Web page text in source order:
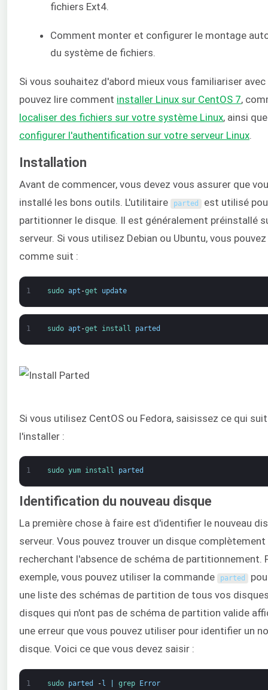
fichiers Ext4.
Comment monter et configurer le montage
du système de fichiers.
Si vous souhaitez d'abord mieux vous familiariser avec
pouvez lire comment installer Linux sur CentOS 7,
localiser des fichiers sur votre système Linux, ainsi
configurer l'authentification sur votre serveur Linux
Installation
Avant de commencer, vous devez vous assurer que
installé les bons outils. L'utilitaire
parted est utilisé
partitionner le disque. Il est généralement préinstallé
serveur. Si vous utilisez Debian ou Ubuntu, vous
comme suit :
1 sudo apt -get update
1 sudo apt -get install parted
Si vous utilisez CentOS ou Fedora, saisissez ce qui
l'installer :
1 sudo yum install parted
Identification du nouveau disque
La première chose à faire est d'identifier le nouveau
serveur. Vous pouvez trouver un disque complètement
recherchant l'absence de schéma de partitionnement.
exemple, vous pouvez utiliser la commande
parted
une liste des schémas de partition de tous vos
disques qui n'ont pas de schéma de partition valide
une erreur que vous pouvez utiliser pour identifier un
disque. Voici ce que vous devez saisir :
1 sudo parted -l grep Error